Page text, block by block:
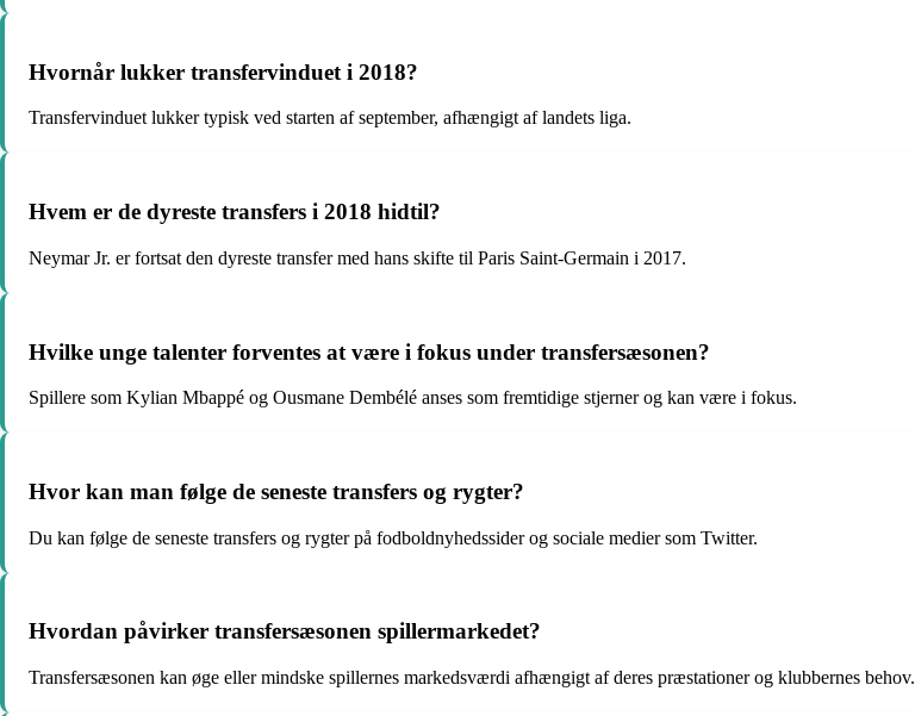
Hvornår lukker transfervinduet i 2018?
Transfervinduet lukker typisk ved starten af september, afhængigt af landets liga.
Hvem er de dyreste transfers i 2018 hidtil?
Neymar Jr. er fortsat den dyreste transfer med hans skifte til Paris Saint-Germain i 2017.
Hvilke unge talenter forventes at være i fokus under transfersæsonen?
Spillere som Kylian Mbappé og Ousmane Dembélé anses som fremtidige stjerner og kan være i fokus.
Hvor kan man følge de seneste transfers og rygter?
Du kan følge de seneste transfers og rygter på fodboldnyhedssider og sociale medier som Twitter.
Hvordan påvirker transfersæsonen spillermarkedet?
Transfersæsonen kan øge eller mindske spillernes markedsværdi afhængigt af deres præstationer og klubbernes behov.